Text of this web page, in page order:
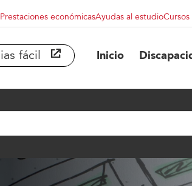
Prestaciones económicasAyudas al estudio
fácil abre en ventana nueva
Inicio